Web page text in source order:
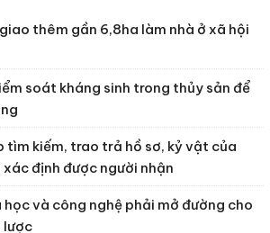
thêm gần 6,8ha làm nhà ở xã hội
soát kháng sinh trong thủy sản để
tìm kiếm, trao trả hồ sơ, kỷ vật của
xác định được người nhận
và công nghệ phải mở đường cho
lược